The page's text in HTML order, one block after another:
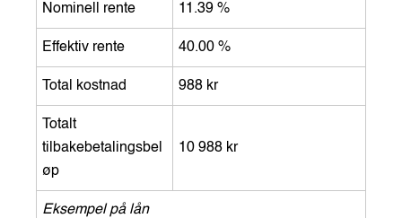
Nominell rente 11.39 %
Effektiv rente 40.00 %
Total kostnad 988 kr
Totalt
tilbakebetalingsbel
øp
10 988 kr
Eksempel på lån